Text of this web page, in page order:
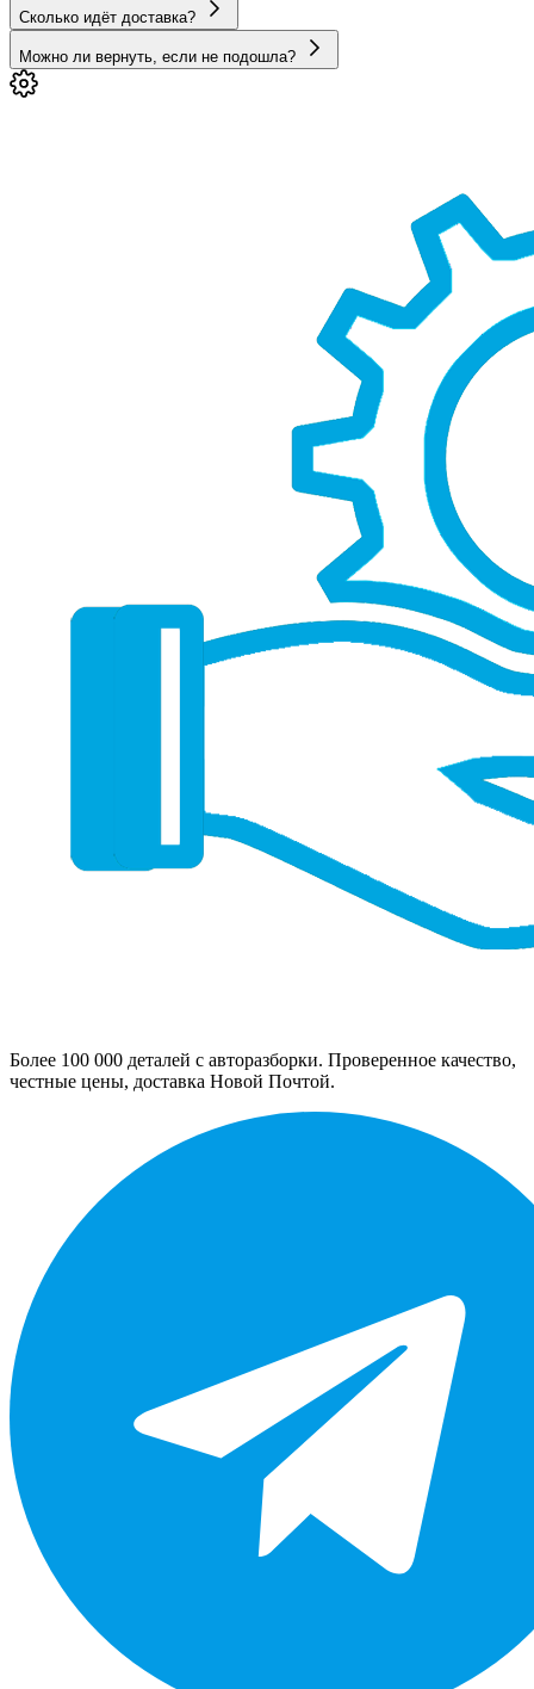
Сколько идёт доставка?
Можно ли вернуть, если не подошла?
Более 100 000 деталей с авторазборки. Проверенное качество,
честные цены, доставка Новой Почтой.